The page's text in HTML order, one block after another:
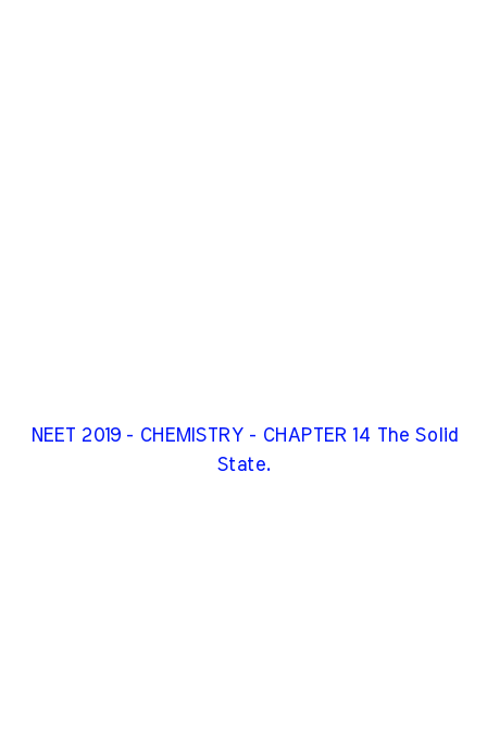
NEET 2019 - CHEMISTRY - CHAPTER 14 The Solid
State.